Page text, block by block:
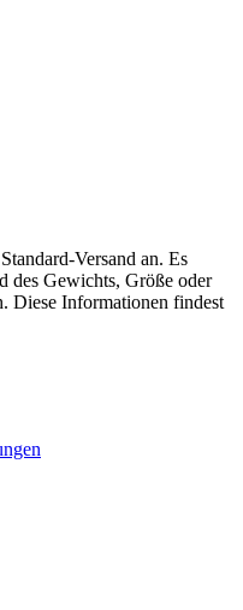
Versand an. Es
des Gewichts, Größe oder
Diese Informationen findest